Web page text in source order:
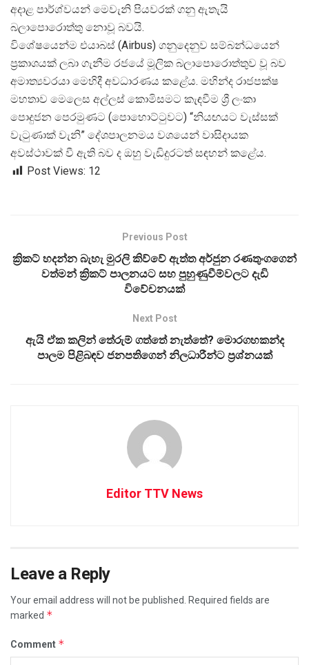
අදාළ පාර්ශ්වයන් මෙවැනි පියවරක් ගනු ඇතැයි
බලාපොරොත්තු නොවූ බවයි.
විශේෂයෙන්ම එයාබස් (Airbus) ගනුදෙනුව සම්බන්ධයෙන්
ප්රකාශයක් ලබා ගැනීම රජයේ මූලික බලාපොරොත්තුව වූ බව
අමාත්යවරයා මෙහිදී අවධාරණය කළේය. මහින්ද රාජපක්ෂ
මහතාව මෙලෙස අල්ලස් කොමිසමට කැඳවීම ශ් රී ලංකා
පොදුජන පෙරමුණට (පොහොට්ටුවට) “නියඟයට වැස්සක්
වැටුණාක් වැනි” දේශපාලනමය වශයෙන් වාසිදායක
අවස්ථාවක් වී ඇති බව ද ඔහු වැඩිදුරටත් සඳහන් කළේය.
Post Views: 12
Previous Post
ක්‍රිකට් හදන්න බැහැ මුරලි කිව්වේ ඇත්ත අර්ජුන රණතුංගගෙන්
වත්මන් ක්‍රිකට් පාලනයට සහ පුහුණුවීම්වලට දැඩි
විවේචනයක්
Next Post
ඇයි ඒක කලින් තේරුම් ගත්තේ නැත්තේ? මොරගහකන්ද
පාලම පිළිබඳව ජනපතිගෙන් නිලධාරීන්ට ප්‍රශ්නයක්
Editor TTV News
Leave a Reply
Your email address will not be published.
Required fields are
marked *
Comment *